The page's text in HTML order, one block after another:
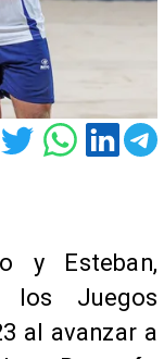
y Esteban,
los Juegos
al avanzar a